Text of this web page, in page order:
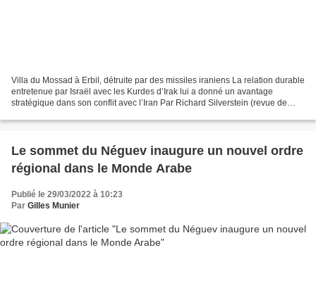
Villa du Mossad à Erbil, détruite par des missiles iraniens La relation durable
entretenue par Israël avec les Kurdes d’Irak lui a donné un avantage
stratégique dans son conflit avec l’Iran Par Richard Silverstein (revue de
Le sommet du Néguev inaugure un nouvel ordre
régional dans le Monde Arabe
Publié le 29/03/2022 à 10:23
Par Gilles Munier